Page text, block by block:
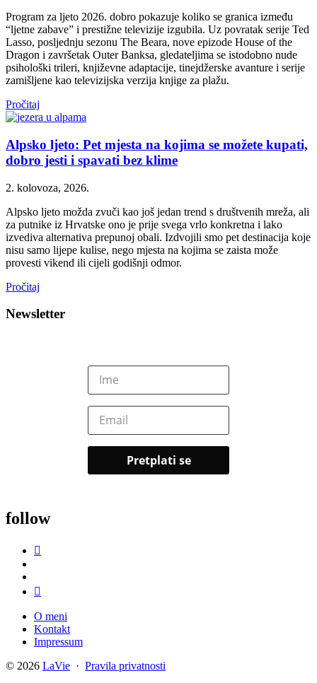
Program za ljeto 2026. dobro pokazuje koliko se granica između
“ljetne zabave” i prestižne televizije izgubila. Uz povratak serije Ted
Lasso, posljednju sezonu The Beara, nove epizode House of the
Dragon i završetak Outer Banksa, gledateljima se istodobno nude
psihološki trileri, književne adaptacije, tinejdžerske avanture i serije
zamišljene kao televizijska verzija knjige za plažu.
Pročitaj
Alpsko ljeto: Pet mjesta na kojima se možete kupati,
dobro jesti i spavati bez klime
2. kolovoza, 2026.
Alpsko ljeto možda zvuči kao još jedan trend s društvenih mreža, ali
za putnike iz Hrvatske ono je prije svega vrlo konkretna i lako
izvediva alternativa prepunoj obali. Izdvojili smo pet destinacija koje
nisu samo lijepe kulise, nego mjesta na kojima se zaista može
provesti vikend ili cijeli godišnji odmor.
Pročitaj
Newsletter
follow
O meni
Kontakt
Impressum
© 2026 LaVie · Pravila privatnosti